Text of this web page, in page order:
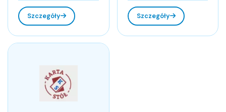
Szczegóły Szczegóły